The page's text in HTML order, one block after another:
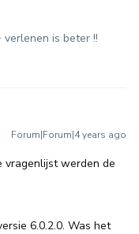
verlenen is beter !!
Forum|Forum|4 years ago
vragenlijst werden de
6.0.2.0. Was het